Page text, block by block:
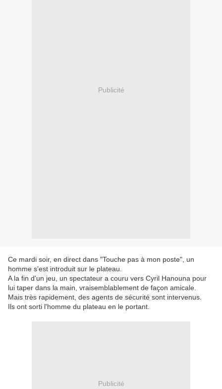
Publicité
Ce mardi soir, en direct dans "Touche pas à mon poste", un
homme s'est introduit sur le plateau.
A la fin d'un jeu, un spectateur a couru vers Cyril Hanouna pour
lui taper dans la main, vraisemblablement de façon amicale.
Mais très rapidement, des agents de sécurité sont intervenus.
Ils ont sorti l'homme du plateau en le portant.
Publicité